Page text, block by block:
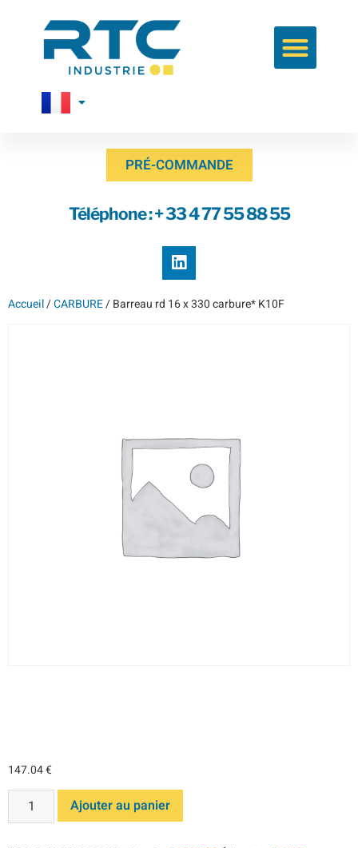
PRÉ-COMMANDE
Téléphone : + 33 4 77 55 88 55
Accueil/CARBURE/ Barreau rd 16 x 330 carbure* K10F
147.04€
Ajouter au panier